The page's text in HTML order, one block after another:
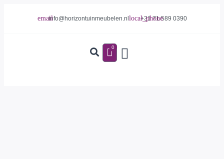
info@horizontuinmeubelen.nl +31 71 589 0390
0